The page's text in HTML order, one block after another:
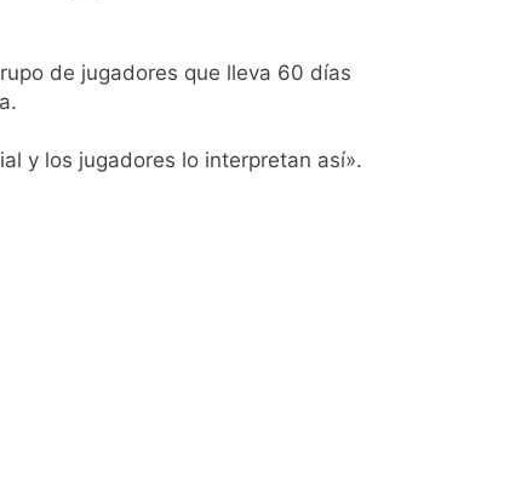
de jugadores que lleva 60 días
y los jugadores lo interpretan así».